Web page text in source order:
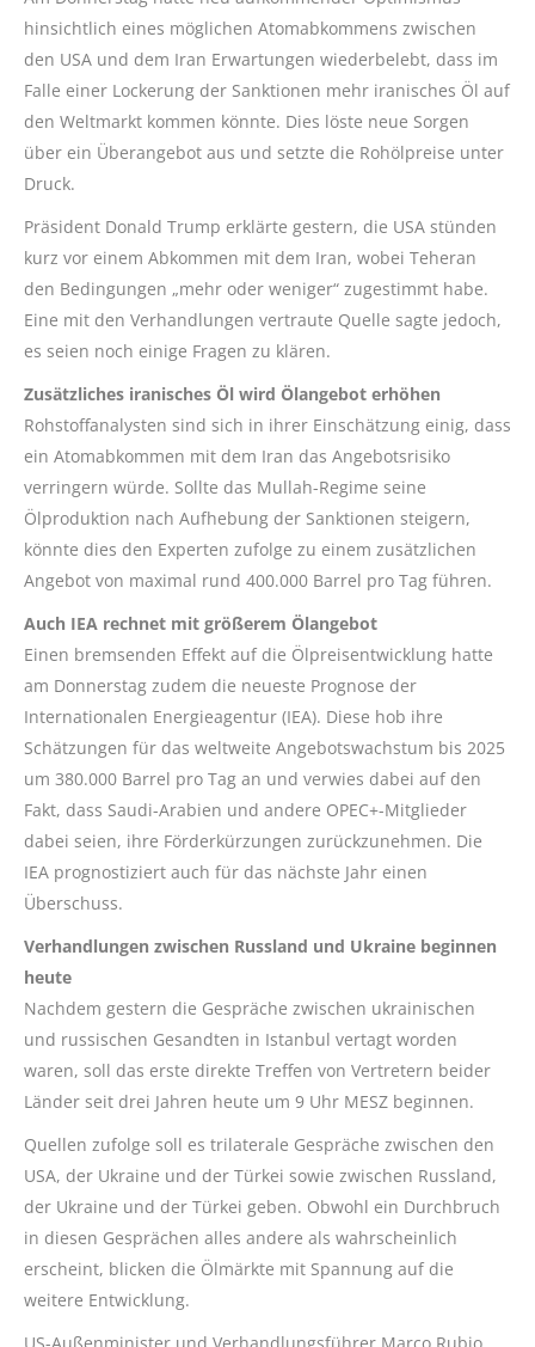
hinsichtlich eines möglichen Atomabkommens zwischen
den USA und dem Iran Erwartungen wiederbelebt, dass im
Falle einer Lockerung der Sanktionen mehr iranisches Öl auf
den Weltmarkt kommen könnte. Dies löste neue Sorgen
über ein Überangebot aus und setzte die Rohölpreise unter
Druck.
Präsident Donald Trump erklärte gestern, die USA stünden
kurz vor einem Abkommen mit dem Iran, wobei Teheran
den Bedingungen „mehr oder weniger“ zugestimmt habe.
Eine mit den Verhandlungen vertraute Quelle sagte jedoch,
es seien noch einige Fragen zu klären.
Zusätzliches iranisches Öl wird Ölangebot erhöhen
Rohstoffanalysten sind sich in ihrer Einschätzung einig, dass
ein Atomabkommen mit dem Iran das Angebotsrisiko
verringern würde. Sollte das Mullah-Regime seine
Ölproduktion nach Aufhebung der Sanktionen steigern,
könnte dies den Experten zufolge zu einem zusätzlichen
Angebot von maximal rund 400.000 Barrel pro Tag führen.
Auch IEA rechnet mit größerem Ölangebot
Einen bremsenden Effekt auf die Ölpreisentwicklung hatte
am Donnerstag zudem die neueste Prognose der
Internationalen Energieagentur (IEA). Diese hob ihre
Schätzungen für das weltweite Angebotswachstum bis 2025
um 380.000 Barrel pro Tag an und verwies dabei auf den
Fakt, dass Saudi-Arabien und andere OPEC+-Mitglieder
dabei seien, ihre Förderkürzungen zurückzunehmen. Die
IEA prognostiziert auch für das nächste Jahr einen
Überschuss.
Verhandlungen zwischen Russland und Ukraine beginnen
heute
Nachdem gestern die Gespräche zwischen ukrainischen
und russischen Gesandten in Istanbul vertagt worden
waren, soll das erste direkte Treffen von Vertretern beider
Länder seit drei Jahren heute um 9 Uhr MESZ beginnen.
Quellen zufolge soll es trilaterale Gespräche zwischen den
USA, der Ukraine und der Türkei sowie zwischen Russland,
der Ukraine und der Türkei geben. Obwohl ein Durchbruch
in diesen Gesprächen alles andere als wahrscheinlich
erscheint, blicken die Ölmärkte mit Spannung auf die
weitere Entwicklung.